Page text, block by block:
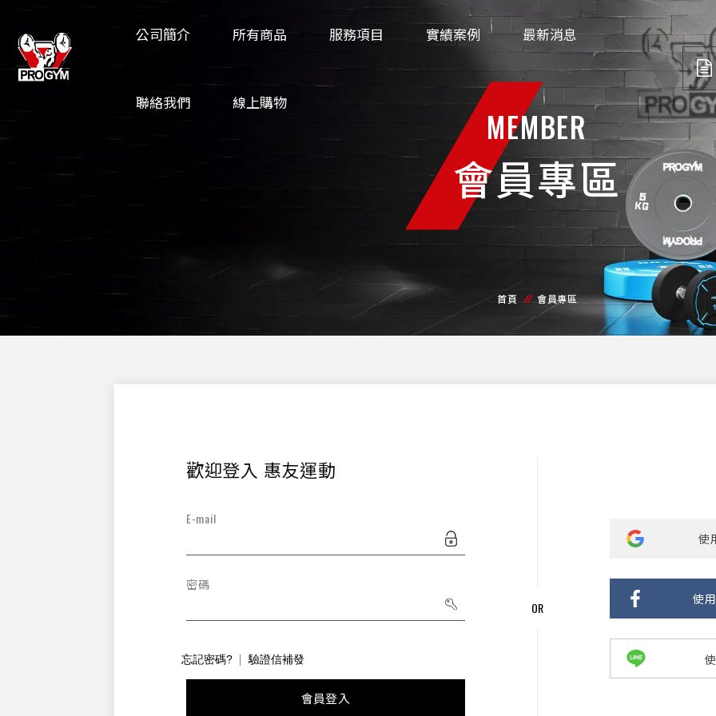
公司簡介 所有商品 服務項目 實績案例 最新消息
聯絡我們 線上購物
MEMBER
會員專區
首頁 會員專區
歡迎登入 惠友運動
E-mail
密碼
忘記密碼? 驗證信補發
會員登入
使
使